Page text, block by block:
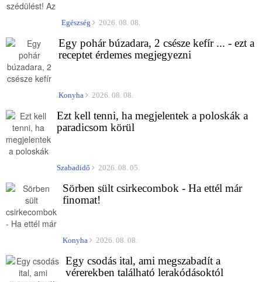
Egészség 2026. 08. 08.
Egy pohár búzadara, 2 csésze kefír ... - ezt a
receptet érdemes megjegyezni
Konyha 2026. 08. 08.
Ezt kell tenni, ha megjelentek a poloskák a
paradicsom körül
Szabadidő 2026. 08. 05.
Sörben sült csirkecombok - Ha ettél már
finomat!
Konyha 2026. 08. 08.
Egy csodás ital, ami megszabadít a
vérerekben található lerakódásoktól